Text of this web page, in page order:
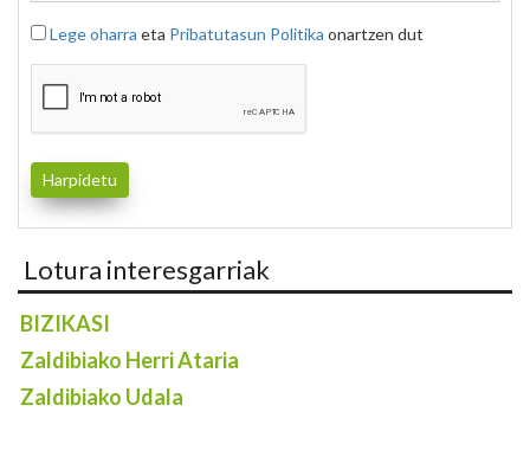
Lege oharra eta Pribatutasun Politika onartzen dut
Lotura interesgarriak
BIZIKASI
Zaldibiako Herri Ataria
Zaldibiako Udala